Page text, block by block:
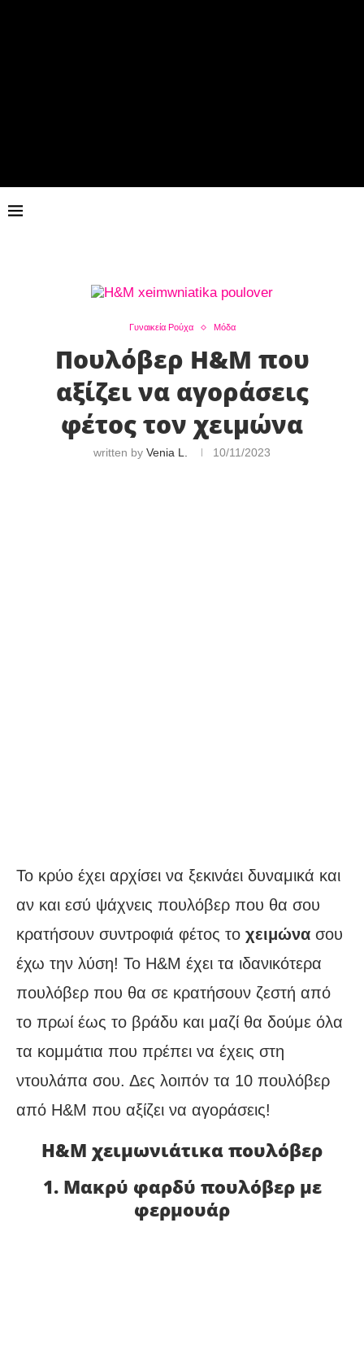
Γυναικεία Ρούχα Μόδα
Πουλόβερ H&M που
αξίζει να αγοράσεις
φέτος τον χειμώνα
written by Venia L. 10/11/2023
Το κρύο έχει αρχίσει να ξεκινάει δυναμικά και
αν και εσύ ψάχνεις πουλόβερ που θα σου
κρατήσουν συντροφιά φέτος το χειμώνα σου
έχω την λύση! Το H&M έχει τα ιδανικότερα
πουλόβερ που θα σε κρατήσουν ζεστή από
το πρωί έως το βράδυ και μαζί θα δούμε όλα
τα κομμάτια που πρέπει να έχεις στη
ντουλάπα σου. Δες λοιπόν τα 10 πουλόβερ
από H&M που αξίζει να αγοράσεις!
H&M χειμωνιάτικα πουλόβερ
1. Μακρύ φαρδύ πουλόβερ με
φερμουάρ